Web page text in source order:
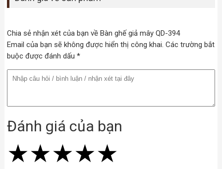
Chia sẻ nhận xét của bạn về Bàn ghế giả mây QD-394
Email của bạn sẽ không được hiển thị công khai. Các trường bắt
buộc được đánh dấu *
Đánh giá của bạn
★
★★
★★★
★★★★
★★★★★